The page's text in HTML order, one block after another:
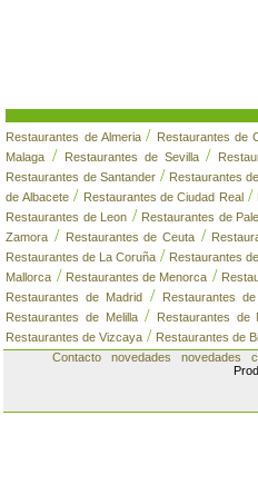
Restaurantes de Almeria/ Restaurantes de
Malaga / Restaurantes de Sevilla/
Restaurantes de Santander/ Restaurantes
de Albacete/ Restaurantes de Ciudad Real/
Restaurantes de Leon / Restaurantes de
Zamora / Restaurantes de Ceuta/
Restaurantes de La Coruña / Restaurantes
Mallorca / Restaurantes de Menorca /
Restaurantes de Madrid / Restaurantes
Restaurantes de Melilla/ Restaurantes de
Restaurantes de Vizcaya / Restaurantes de
Contacto novedades novedades